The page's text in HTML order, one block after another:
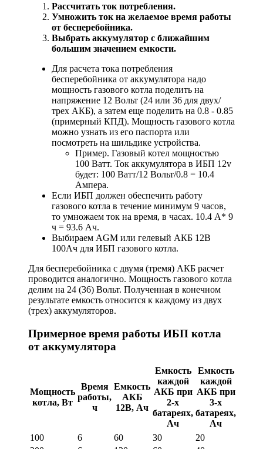
Рассчитать ток потребления.
Умножить ток на желаемое время работы
от бесперебойника.
Выбрать аккумулятор с ближайшим
большим значением емкости.
Для расчета тока потребления
бесперебойника от аккумулятора надо
мощность газового котла поделить на
напряжение 12 Вольт (24 или 36 для двух/
трех АКБ), а затем еще поделить на 0.8 - 0.85
(примерный КПД). Мощность газового котла
можно узнать из его паспорта или
посмотреть на шильдике устройства.
Пример. Газовый котел мощностью
100 Ватт. Ток аккумулятора в ИБП 12v
будет: 100 Ватт/12 Вольт/0.8 = 10.4
Ампера.
Если ИБП должен обеспечить работу
газового котла в течение минимум 9 часов,
то умножаем ток на время, в часах. 10.4 А* 9
ч = 93.6 Ач.
Выбираем AGM или гелевый АКБ 12В
100Ач для ИБП газового котла.
Для бесперебойника с двумя (тремя) АКБ расчет
проводится аналогично. Мощность газового котла
делим на 24 (36) Вольт. Полученная в конечном
результате емкость относится к каждому из двух
(трех) аккумуляторов.
Примерное время работы ИБП котла
от аккумулятора
Мощность
котла, Вт
Время
работы,
ч
Емкость
АКБ
12В, Ач
Емкость
каждой
АКБ при
2-х
батареях,
Ач
Емкость
каждой
АКБ при
3-х
батареях,
Ач
100
6 60 30
20